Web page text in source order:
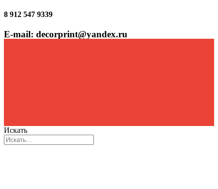
8 912 547 9339
E-mail: decorprint@yandex.ru
Искать